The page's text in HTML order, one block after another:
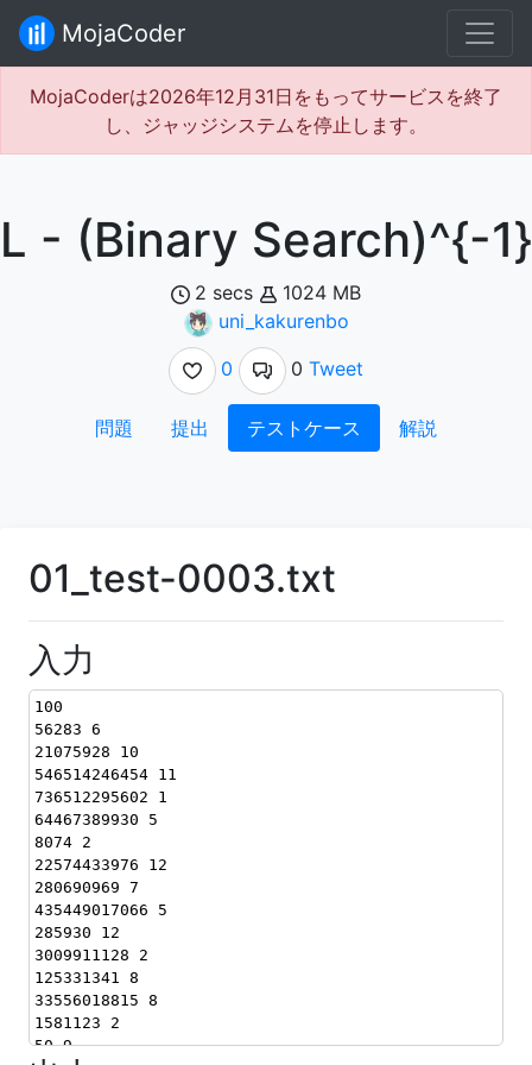
MojaCoder
MojaCoderは2026年12月31日をもってサービスを終了
し、ジャッジシステムを停止します。
L - (Binary Search)^{-1}
2 secs
1024 MB
uni_kakurenbo
0
0 Tweet
問題 提出 テストケース 解説
01_test-0003.txt
入力
100
56283 6
21075928 10
546514246454 11
736512295602 1
64467389930 5
8074 2
22574433976 12
280690969 7
435449017066 5
285930 12
3009911128 2
125331341 8
33556018815 8
1581123 2
50 9